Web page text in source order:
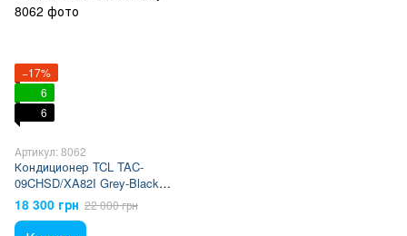
−17%
6
6
Артикул: 8062
Кондиционер TCL TAC-
09CHSD/XA82I Grey-Black
Inverter R32 WI-FI Ready
18 300 грн 22 000 грн